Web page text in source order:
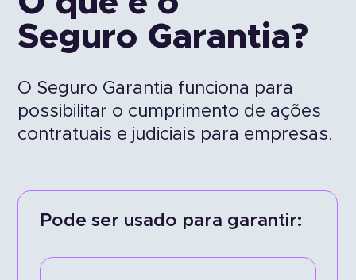
Seguro Garantia?
O Seguro Garantia funciona para
possibilitar o cumprimento de ações
contratuais e judiciais para empresas.
Pode ser usado para garantir: